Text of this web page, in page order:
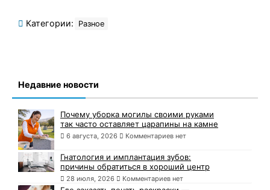
Категории: Разное
Недавние новости
Почему уборка могилы своими руками
так часто оставляет царапины на камне
6 августа, 2026 Комментариев нет
Гнатология и имплантация зубов:
причины обратиться в хороший центр
28 июля, 2026 Комментариев нет